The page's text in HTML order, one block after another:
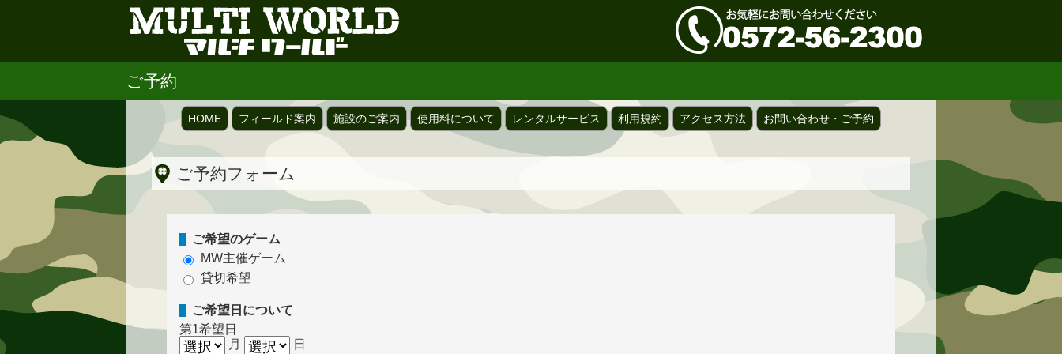
ご予約
HOME フィールド案内 施設のご案内 使用料について レンタルサービス 利用規約 アクセス方法 お問い合わせ・ご予約
ご予約フォーム
ご希望のゲーム
MW主催ゲーム
貸切希望
ご希望日について
第1希望日
月
日